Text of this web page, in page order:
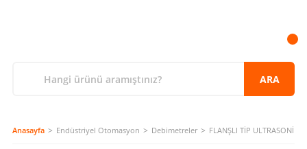
ARA
Anasayfa Endüstriyel Otomasyon Debimetreler FLANŞLI TİP ULTRASONİK